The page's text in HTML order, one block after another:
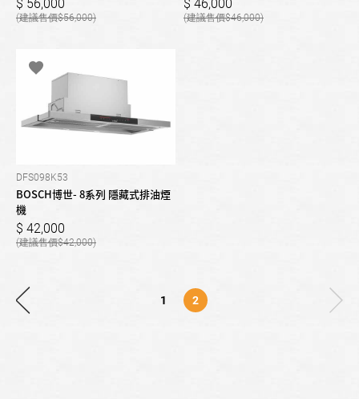
56,000
56,000
46,000
46,000
DFS098K53
BOSCH博世- 8系列 隱藏式排油煙
機
42,000
42,000
1 2